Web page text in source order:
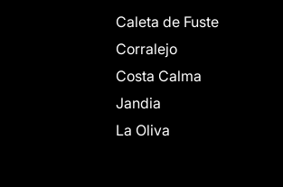
Caleta de Fuste
Corralejo
Costa Calma
Jandia
La Oliva